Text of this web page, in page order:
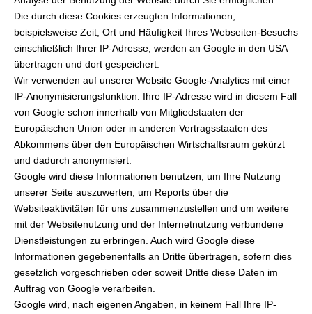
Die durch diese Cookies erzeugten Informationen,
beispielsweise Zeit, Ort und Häufigkeit Ihres Webseiten-Besuchs
einschließlich Ihrer IP-Adresse, werden an Google in den USA
übertragen und dort gespeichert.
Wir verwenden auf unserer Website Google-Analytics mit einer
IP-Anonymisierungsfunktion. Ihre IP-Adresse wird in diesem Fall
von Google schon innerhalb von Mitgliedstaaten der
Europäischen Union oder in anderen Vertragsstaaten des
Abkommens über den Europäischen Wirtschaftsraum gekürzt
und dadurch anonymisiert.
Google wird diese Informationen benutzen, um Ihre Nutzung
unserer Seite auszuwerten, um Reports über die
Websiteaktivitäten für uns zusammenzustellen und um weitere
mit der Websitenutzung und der Internetnutzung verbundene
Dienstleistungen zu erbringen. Auch wird Google diese
Informationen gegebenenfalls an Dritte übertragen, sofern dies
gesetzlich vorgeschrieben oder soweit Dritte diese Daten im
Auftrag von Google verarbeiten.
Google wird, nach eigenen Angaben, in keinem Fall Ihre IP-